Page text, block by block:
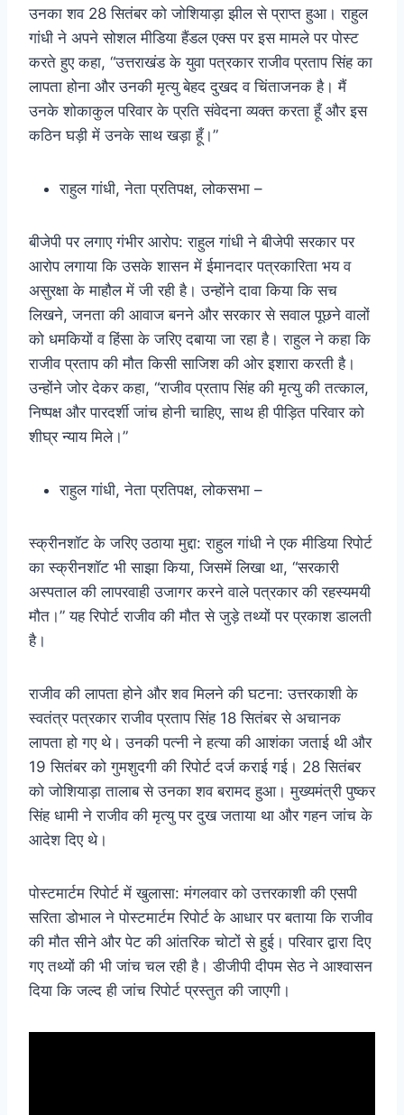
उनका शव 28 सितंबर को जोशियाड़ा झील से प्राप्त हुआ। राहुल
गांधी ने अपने सोशल मीडिया हैंडल एक्स पर इस मामले पर पोस्ट
करते हुए कहा, “उत्तराखंड के युवा पत्रकार राजीव प्रताप सिंह का
लापता होना और उनकी मृत्यु बेहद दुखद व चिंताजनक है। मैं
उनके शोकाकुल परिवार के प्रति संवेदना व्यक्त करता हूँ और इस
कठिन घड़ी में उनके साथ खड़ा हूँ।”
राहुल गांधी, नेता प्रतिपक्ष, लोकसभा –
बीजेपी पर लगाए गंभीर आरोप: राहुल गांधी ने बीजेपी सरकार पर
आरोप लगाया कि उसके शासन में ईमानदार पत्रकारिता भय व
असुरक्षा के माहौल में जी रही है। उन्होंने दावा किया कि सच
लिखने, जनता की आवाज बनने और सरकार से सवाल पूछने वालों
को धमकियों व हिंसा के जरिए दबाया जा रहा है। राहुल ने कहा कि
राजीव प्रताप की मौत किसी साजिश की ओर इशारा करती है।
उन्होंने जोर देकर कहा, “राजीव प्रताप सिंह की मृत्यु की तत्काल,
निष्पक्ष और पारदर्शी जांच होनी चाहिए, साथ ही पीड़ित परिवार को
शीघ्र न्याय मिले।”
राहुल गांधी, नेता प्रतिपक्ष, लोकसभा –
स्क्रीनशॉट के जरिए उठाया मुद्दा: राहुल गांधी ने एक मीडिया रिपोर्ट
का स्क्रीनशॉट भी साझा किया, जिसमें लिखा था, “सरकारी
अस्पताल की लापरवाही उजागर करने वाले पत्रकार की रहस्यमयी
मौत।” यह रिपोर्ट राजीव की मौत से जुड़े तथ्यों पर प्रकाश डालती
है।
राजीव की लापता होने और शव मिलने की घटना: उत्तरकाशी के
स्वतंत्र पत्रकार राजीव प्रताप सिंह 18 सितंबर से अचानक
लापता हो गए थे। उनकी पत्नी ने हत्या की आशंका जताई थी और
19 सितंबर को गुमशुदगी की रिपोर्ट दर्ज कराई गई। 28 सितंबर
को जोशियाड़ा तालाब से उनका शव बरामद हुआ। मुख्यमंत्री पुष्कर
सिंह धामी ने राजीव की मृत्यु पर दुख जताया था और गहन जांच के
आदेश दिए थे।
पोस्टमार्टम रिपोर्ट में खुलासा: मंगलवार को उत्तरकाशी की एसपी
सरिता डोभाल ने पोस्टमार्टम रिपोर्ट के आधार पर बताया कि राजीव
की मौत सीने और पेट की आंतरिक चोटों से हुई। परिवार द्वारा दिए
गए तथ्यों की भी जांच चल रही है। डीजीपी दीपम सेठ ने आश्वासन
दिया कि जल्द ही जांच रिपोर्ट प्रस्तुत की जाएगी।